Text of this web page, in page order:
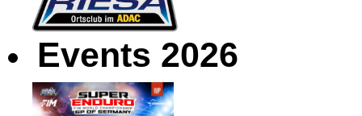
Events 2026